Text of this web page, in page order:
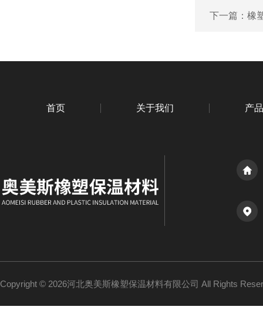
下一篇： 橡
首页 关于我们 产
Copyright © 2026河北奥美斯橡塑保温材料有限公司 All Rights